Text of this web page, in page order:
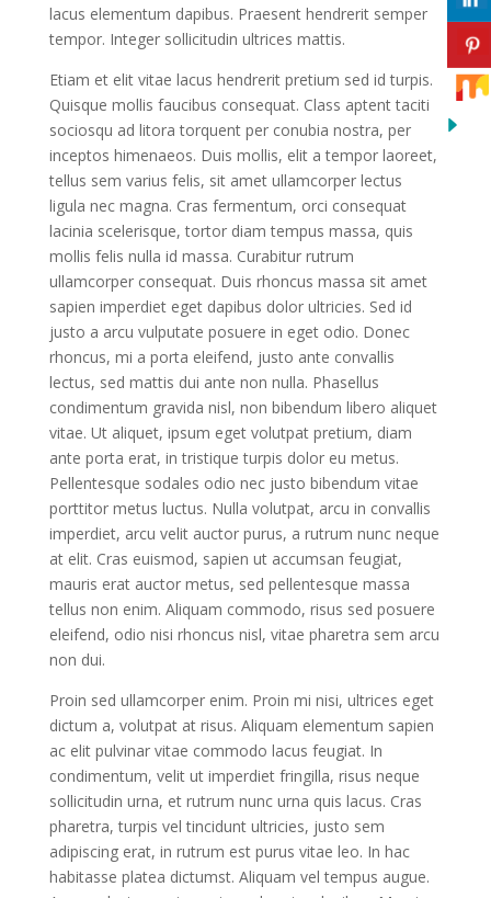
lacus elementum dapibus. Praesent hendrerit semper
tempor. Integer sollicitudin ultrices mattis.
Etiam et elit vitae lacus hendrerit pretium sed id turpis.
Quisque mollis faucibus consequat. Class aptent taciti
sociosqu ad litora torquent per conubia nostra, per
inceptos himenaeos. Duis mollis, elit a tempor laoreet,
tellus sem varius felis, sit amet ullamcorper lectus
ligula nec magna. Cras fermentum, orci consequat
lacinia scelerisque, tortor diam tempus massa, quis
mollis felis nulla id massa. Curabitur rutrum
ullamcorper consequat. Duis rhoncus massa sit amet
sapien imperdiet eget dapibus dolor ultricies. Sed id
justo a arcu vulputate posuere in eget odio. Donec
rhoncus, mi a porta eleifend, justo ante convallis
lectus, sed mattis dui ante non nulla. Phasellus
condimentum gravida nisl, non bibendum libero aliquet
vitae. Ut aliquet, ipsum eget volutpat pretium, diam
ante porta erat, in tristique turpis dolor eu metus.
Pellentesque sodales odio nec justo bibendum vitae
porttitor metus luctus. Nulla volutpat, arcu in convallis
imperdiet, arcu velit auctor purus, a rutrum nunc neque
at elit. Cras euismod, sapien ut accumsan feugiat,
mauris erat auctor metus, sed pellentesque massa
tellus non enim. Aliquam commodo, risus sed posuere
eleifend, odio nisi rhoncus nisl, vitae pharetra sem arcu
non dui.
Proin sed ullamcorper enim. Proin mi nisi, ultrices eget
dictum a, volutpat at risus. Aliquam elementum sapien
ac elit pulvinar vitae commodo lacus feugiat. In
condimentum, velit ut imperdiet fringilla, risus neque
sollicitudin urna, et rutrum nunc urna quis lacus. Cras
pharetra, turpis vel tincidunt ultricies, justo sem
adipiscing erat, in rutrum est purus vitae leo. In hac
habitasse platea dictumst. Aliquam vel tempus augue.